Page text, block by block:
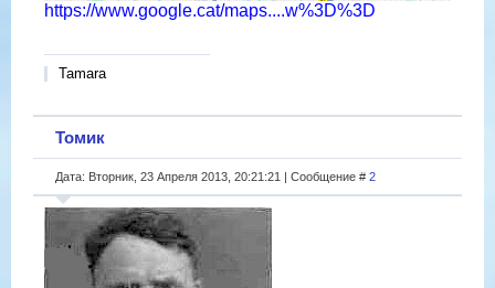
https://www.google.cat/maps....w%3D%3D
Tamara
Томик
Дата: Вторник, 23 Апреля 2013, 20:21:21 | Сообщение # 2